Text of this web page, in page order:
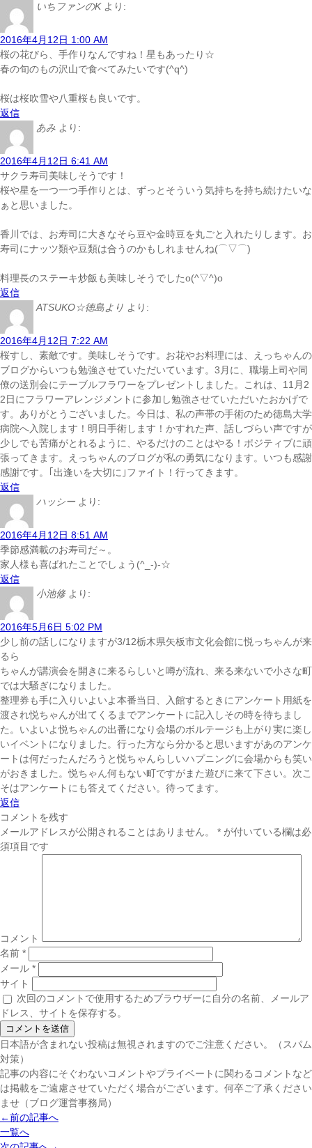
いちファンのK より:
2016年4月12日 1:00 AM
桜の花びら、手作りなんですね！星もあったり☆
春の旬のもの沢山で食べてみたいです(^q^)
桜は桜吹雪や八重桜も良いです。
返信
あみ より:
2016年4月12日 6:41 AM
サクラ寿司美味しそうです！
桜や星を一つ一つ手作りとは、ずっとそういう気持ちを持ち続けたいな
ぁと思いました。
香川では、お寿司に大きなそら豆や金時豆を丸ごと入れたりします。お
寿司にナッツ類や豆類は合うのかもしれませんね(⌒▽⌒)
料理長のステーキ炒飯も美味しそうでしたo(^▽^)o
返信
ATSUKO☆徳島より より:
2016年4月12日 7:22 AM
桜すし、素敵です。美味しそうです。お花やお料理には、えっちゃんの
ブログからいつも勉強させていただいています。3月に、職場上司や同
僚の送別会にテーブルフラワーをプレゼントしました。これは、11月2
2日にフラワーアレンジメントに参加し勉強させていただいたおかげで
す。ありがとうございました。今日は、私の声帯の手術のため徳島大学
病院へ入院します！明日手術します！かすれた声、話しづらい声ですが
少しでも苦痛がとれるように、やるだけのことはやる！ポジティブに頑
張ってきます。えっちゃんのブログが私の勇気になります。いつも感謝
感謝です。｢出逢いを大切に｣ファイト！行ってきます。
返信
ハッシー より:
2016年4月12日 8:51 AM
季節感満載のお寿司だ～。
家人様も喜ばれたことでしょう(^_-)-☆
返信
小池修 より:
2016年5月6日 5:02 PM
少し前の話しになりますが3/12栃木県矢板市文化会館に悦っちゃんが来
るら
ちゃんが講演会を開きに来るらしいと噂が流れ、来る来ないで小さな町
では大騒ぎになりました。
整理券も手に入りいよいよ本番当日、入館するときにアンケート用紙を
渡され悦ちゃんが出てくるまでアンケートに記入しその時を待ちまし
た。いよいよ悦ちゃんの出番になり会場のボルテージも上がり実に楽し
いイベントになりました。行った方なら分かると思いますがあのアンケ
ートは何だったんだろうと悦ちゃんらしいハプニングに会場からも笑い
がおきました。悦ちゃん何もない町ですがまた遊びに来て下さい。次こ
そはアンケートにも答えてください。待ってます。
返信
コメントを残す
メールアドレスが公開されることはありません。
* が付いている欄は必
須項目です
コメント
名前 *
メール *
サイト
次回のコメントで使用するためブラウザーに自分の名前、メールア
ドレス、サイトを保存する。
日本語が含まれない投稿は無視されますのでご注意ください。（スパム
対策）
記事の内容にそぐわないコメントやプライベートに関わるコメントなど
は掲載をご遠慮させていただく場合がございます。何卒ご了承ください
ませ（ブログ運営事務局）
←前の記事へ
一覧へ